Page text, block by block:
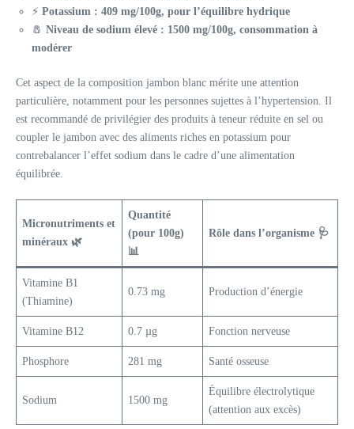
⚡ Potassium : 409 mg/100g, pour l’équilibre hydrique
🧂 Niveau de sodium élevé : 1500 mg/100g, consommation à
modérer
Cet aspect de la composition jambon blanc mérite une attention
particulière, notamment pour les personnes sujettes à l’hypertension. Il
est recommandé de privilégier des produits à teneur réduite en sel ou
coupler le jambon avec des aliments riches en potassium pour
contrebalancer l’effet sodium dans le cadre d’une alimentation
équilibrée.
Micronutriments et
minéraux 🌿
Quantité
(pour 100g)
📊
Rôle dans l’organisme 🩺
Vitamine B1
(Thiamine)
0.73 mg Production d’énergie
Vitamine B12 0.7 µg Fonction nerveuse
Phosphore 281 mg Santé osseuse
Sodium 1500 mg
Équilibre électrolytique
(attention aux excès)